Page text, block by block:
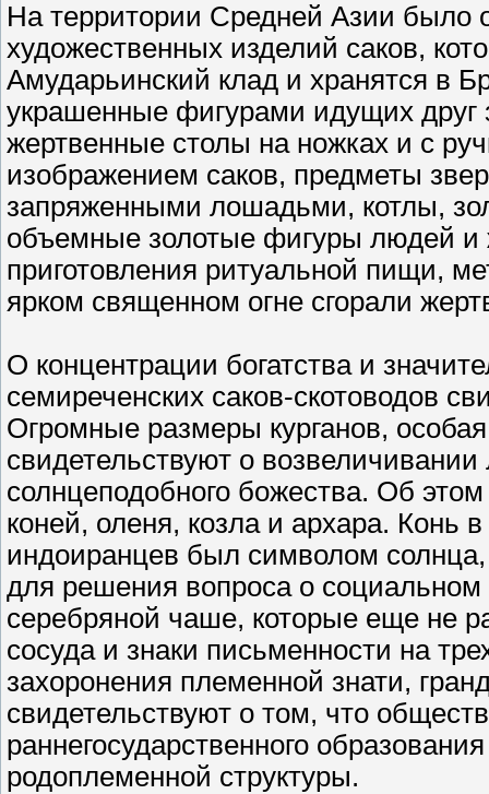
На территории Средней Азии было
художественных изделий саков,
Амударьинский клад и хранятся в
украшенные фигурами идущих друг
жертвенные столы на ножках и с
изображением саков, предметы
запряженными лошадьми, котлы,
объемные золотые фигуры людей
приготовления ритуальной пищи,
ярком священном огне сгорали
О концентрации богатства и
семиреченских саков-скотоводов
Огромные размеры курганов,
свидетельствуют о
солнцеподобного божества. Об
коней, оленя, козла и архара. Конь
индоиранцев был символом
для решения вопроса о
серебряной чаше, которые еще не
сосуда и знаки письменности на
захоронения племенной знати,
свидетельствуют о том, что
раннегосударственного
родоплеменной структуры.